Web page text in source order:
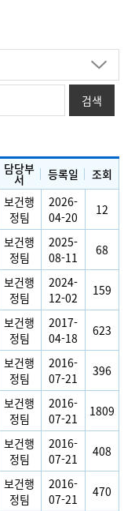
담당부
서 등록일 조회
보건행
정팀
2026-
04-20
12
보건행
정팀
2025-
08-11
68
보건행
정팀
2024-
12-02
159
보건행
정팀
2017-
04-18
623
보건행
정팀
2016-
07-21
396
보건행
정팀
2016-
07-21
1809
보건행
정팀
2016-
07-21
408
보건행
정팀
2016-
07-21
470